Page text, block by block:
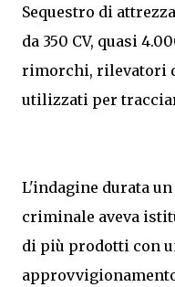
Sequestro di
da 350 CV, quasi
rimorchi, rilevatori
utilizzati per
L'indagine durata
criminale aveva
di più prodotti con